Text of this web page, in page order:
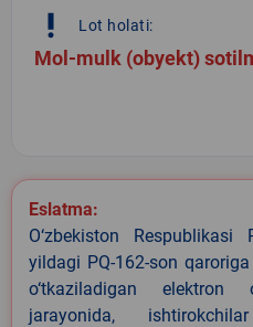
priority_high Lot holati:
Mol-mulk (obyekt)
Eslatma:
O‘zbekiston Respublikasi
yildagi PQ-162-son
o‘tkaziladigan elektron
jarayonida,